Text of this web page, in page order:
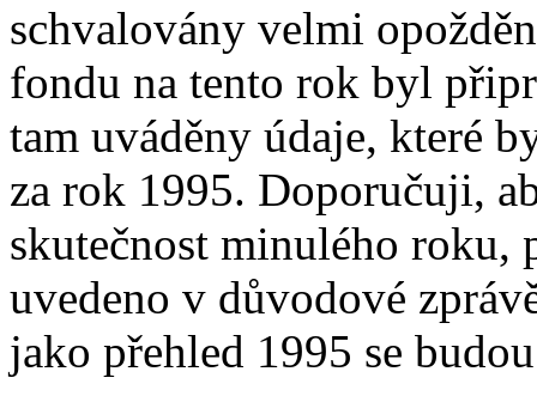
schvalovány velmi
fondu na tento rok byl
tam uváděny údaje, které
za rok 1995. Doporučuji,
skutečnost minulého roku,
uvedeno v důvodové
jako přehled 1995 se